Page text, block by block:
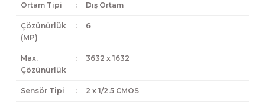
Ortam Tipi : Dış Ortam
Çözünürlük
(MP)
: 6
Max.
Çözünürlük
: 3632 x 1632
Sensör Tipi : 2 x 1/2.5 CMOS